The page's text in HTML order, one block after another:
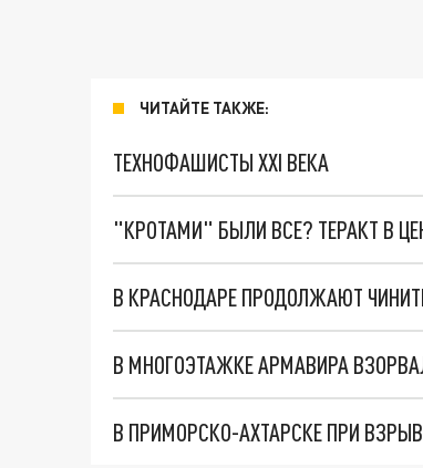
ЧИТАЙТЕ ТАКЖЕ:
ТЕХНОФАШИСТЫ XXI ВЕКА
"КРОТАМИ" БЫЛИ ВСЕ? ТЕРАКТ В
В МНОГОЭТАЖКЕ АРМАВИРА
В ПРИМОРСКО-АХТАРСКЕ ПРИ